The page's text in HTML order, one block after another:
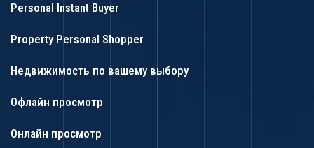
Personal Instant Buyer
Property Personal Shopper
Недвижимость по вашему выбору
Офлайн просмотр
Онлайн просмотр